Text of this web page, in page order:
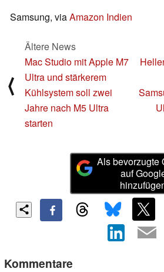
Samsung, viaAmazon Indien
⟨
Ältere News
Mac Studio mit Apple M7
Ultra und stärkerem
Kühlsystem soll zwei
Jahre nach M5 Ultra
starten
Als bevorzugte
auf
Kommentare